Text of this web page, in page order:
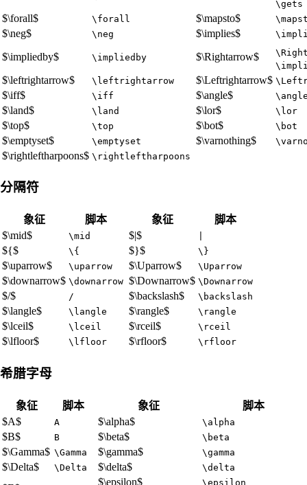
\gets
$\forall$ \forall $\mapsto$
$\neg$ \neg $\implies$
$\impliedby$ \impliedby $\Rightarrow$
$\leftrightarrow$ \leftrightarrow $\Leftrightarrow$
$\iff$ \iff $\angle$
$\land$ \land $\lor$ \lor
$\top$ \top $\bot$ \bot
$\emptyset$ \emptyset $\varnothing$
$\rightleftharpoons$ \rightleftharpoons
分隔符
象征 脚本 象征
脚本
$\mid$
\mid $|$
${$ \{ $}$ \}
$\uparrow$ \uparrow $\Uparrow$ \Uparrow
$\downarrow$ \downarrow $\Downarrow$ \Downarrow
$/$ / $\backslash$ \backslash
$\langle$ \langle $\rangle$ \rangle
$\lceil$ \lceil $\rceil$ \rceil
$\lfloor$ \lfloor $\rfloor$ \rfloor
希腊字母
象征 脚本 象征
脚本
$A$
A $\alpha$ \alpha
$B$ B $\beta$ \beta
$\Gamma$ \Gamma $\gamma$ \gamma
$\Delta$ \Delta $\delta$ \delta
$\epsilon$ \epsilon